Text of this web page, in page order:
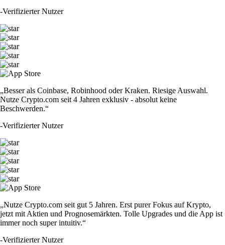
-Verifizierter Nutzer
„Besser als Coinbase, Robinhood oder Kraken. Riesige Auswahl.
Nutze Crypto.com seit 4 Jahren exklusiv - absolut keine
Beschwerden.“
-Verifizierter Nutzer
„Nutze Crypto.com seit gut 5 Jahren. Erst purer Fokus auf Krypto,
jetzt mit Aktien und Prognosemärkten. Tolle Upgrades und die App ist
immer noch super intuitiv.“
-Verifizierter Nutzer